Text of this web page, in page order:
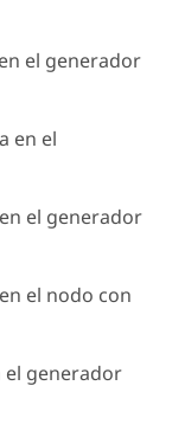
el generador
en el
el generador
el nodo con
el generador